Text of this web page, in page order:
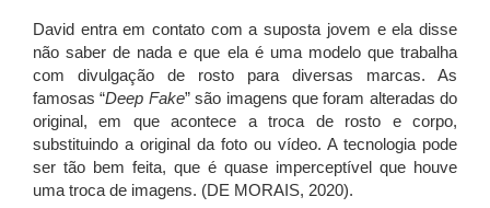
David entra em contato com a suposta jovem e ela disse
não saber de nada e que ela é uma modelo que trabalha
com divulgação de rosto para diversas marcas. As
famosas “Deep Fake” são imagens que foram alteradas do
original, em que acontece a troca de rosto e corpo,
substituindo a original da foto ou vídeo. A tecnologia pode
ser tão bem feita, que é quase imperceptível que houve
uma troca de imagens. (DE MORAIS, 2020).